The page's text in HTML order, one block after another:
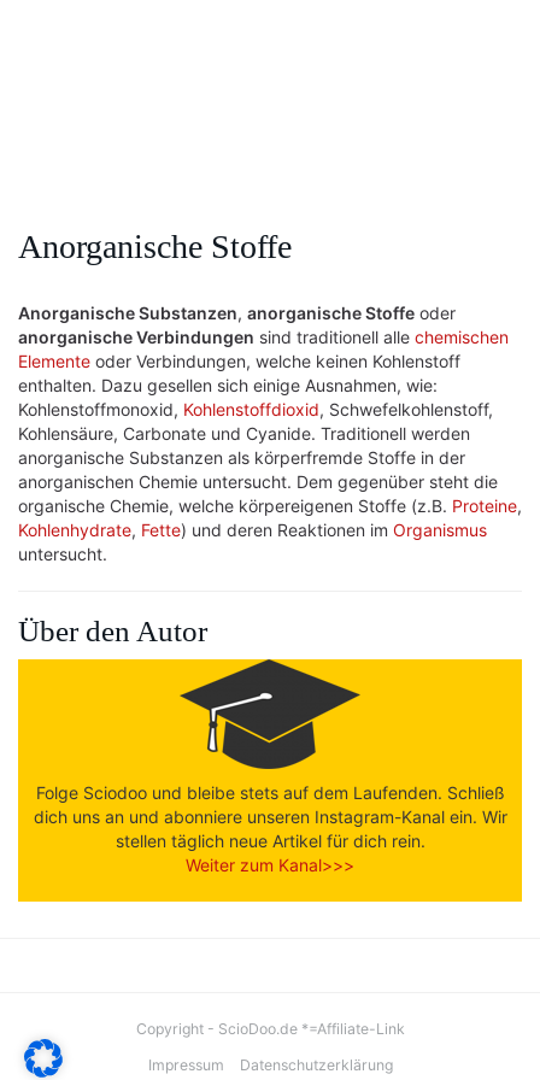
Anorganische Stoffe
Anorganische Substanzen, anorganische Stoffe oder
anorganische Verbindungen sind traditionell alle chemischen
Elemente oder Verbindungen, welche keinen Kohlenstoff
enthalten. Dazu gesellen sich einige Ausnahmen, wie:
Kohlenstoffmonoxid, Kohlenstoffdioxid, Schwefelkohlenstoff,
Kohlensäure, Carbonate und Cyanide. Traditionell werden
anorganische Substanzen als körperfremde Stoffe in der
anorganischen Chemie untersucht. Dem gegenüber steht die
organische Chemie, welche körpereigenen Stoffe (z.B. Proteine,
Kohlenhydrate, Fette) und deren Reaktionen im Organismus
untersucht.
Über den Autor
Folge Sciodoo und bleibe stets auf dem Laufenden. Schließ
dich uns an und abonniere unseren Instagram-Kanal ein. Wir
stellen täglich neue Artikel für dich rein.
Weiter zum Kanal>>>
Copyright - ScioDoo.de *=Affiliate-Link
Impressum
Datenschutzerklärung